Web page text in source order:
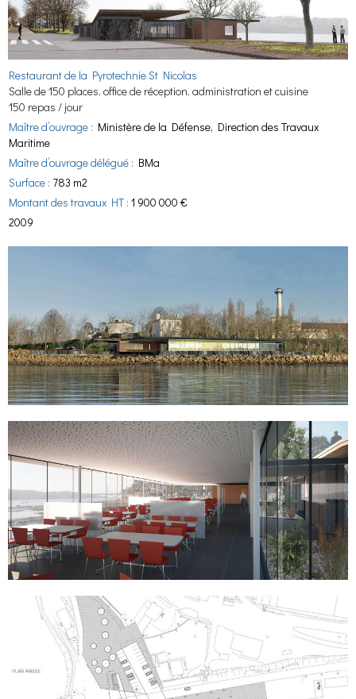
Restaurant de la Pyrotechnie St Nicolas
Salle de 150 places, office de réception, administration et cuisine
150 repas / jour
Maître d’ouvrage : Ministère de la Défense, Direction des Travaux
Maritime
Maître d’ouvrage délégué : BMa
Surface : 783 m2
Montant des travaux HT : 1 900 000 €
2009